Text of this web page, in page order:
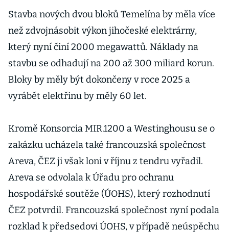
Stavba nových dvou bloků Temelína by měla více
než zdvojnásobit výkon jihočeské elektrárny,
který nyní činí 2000 megawattů. Náklady na
stavbu se odhadují na 200 až 300 miliard korun.
Bloky by měly být dokončeny v roce 2025 a
vyrábět elektřinu by měly 60 let.
Kromě Konsorcia MIR.1200 a Westinghousu se o
zakázku ucházela také francouzská společnost
Areva, ČEZ ji však loni v říjnu z tendru vyřadil.
Areva se odvolala k Úřadu pro ochranu
hospodářské soutěže (ÚOHS), který rozhodnutí
ČEZ potvrdil. Francouzská společnost nyní podala
rozklad k předsedovi ÚOHS, v případě neúspěchu